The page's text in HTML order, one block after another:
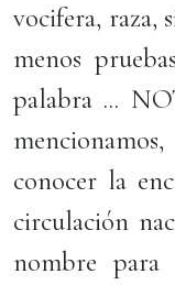
vocifera, raza,
menos
palabra ...
conocer la
circulación
nombre para